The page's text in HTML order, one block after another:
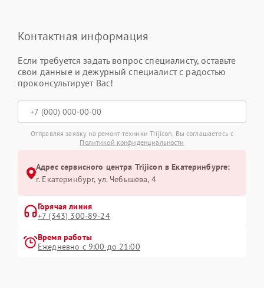
Контактная информация
Если требуется задать вопрос специалисту, оставьте
свои данные и дежурный специалист с радостью
проконсультирует Вас!
Отправляя заявку на ремонт техники Trijicon, Вы соглашаетесь с
Политикой конфиденциальности
Адрес сервисного центра Trijicon в Екатеринбурге:
г. Екатеринбург, ул. Чебышёва, 4
Горячая линия
+7 (343) 300-89-24
Время работы
Ежедневно с 9:00 до 21:00